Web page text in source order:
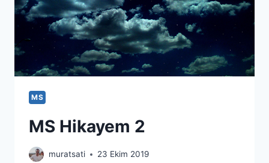
MS
MS Hikayem 2
muratsati 23 Ekim 2019